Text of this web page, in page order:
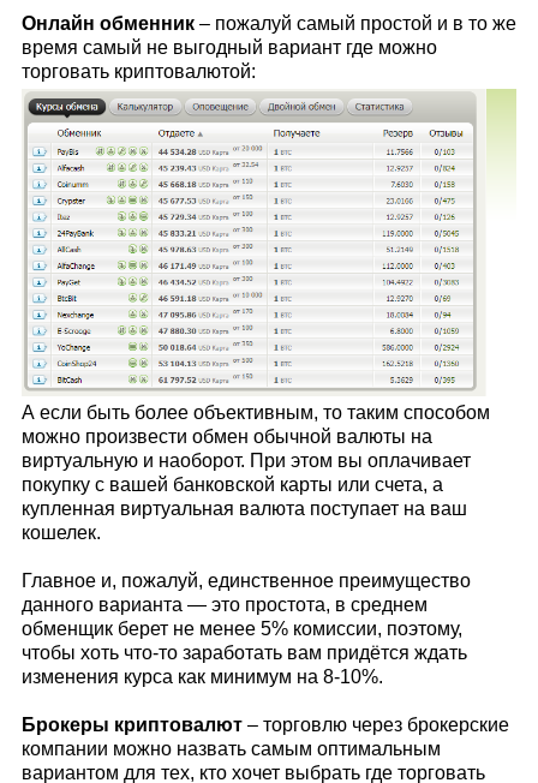
Онлайн обменник – пожалуй самый простой и в то же
время самый не выгодный вариант где можно
торговать криптовалютой:
А если быть более объективным, то таким способом
можно произвести обмен обычной валюты на
виртуальную и наоборот. При этом вы оплачивает
покупку с вашей банковской карты или счета, а
купленная виртуальная валюта поступает на ваш
кошелек.
Главное и, пожалуй, единственное преимущество
данного варианта — это простота, в среднем
обменщик берет не менее 5% комиссии, поэтому,
чтобы хоть что-то заработать вам придётся ждать
изменения курса как минимум на 8-10%.
Брокеры криптовалют – торговлю через брокерские
компании можно назвать самым оптимальным
вариантом для тех, кто хочет выбрать где торговать